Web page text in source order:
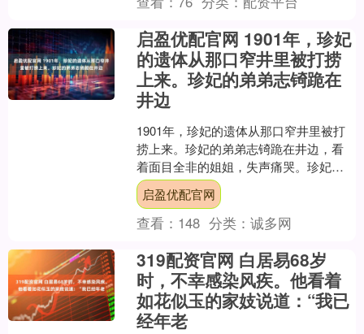
启盈优配官网 1901年，珍妃
的遗体从那口窄井里被打捞
上来。珍妃的弟弟志锜跪在
井边
1901年，珍妃的遗体从那口窄井里被打
捞上来。珍妃的弟弟志锜跪在井边，看
着面目全非的姐姐，失声痛哭。珍妃的
一条腿还蜷曲着，志锜流着眼泪，把姐
姐的腿慢慢捋直。 珍....
启盈优配官网
查看： 148 分类：诚多网
319配资官网 白居易68岁
时，不幸感染风疾。他看着
如花似玉的家妓说道：“我已
经年老